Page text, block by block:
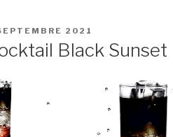
2021
Black Sunset